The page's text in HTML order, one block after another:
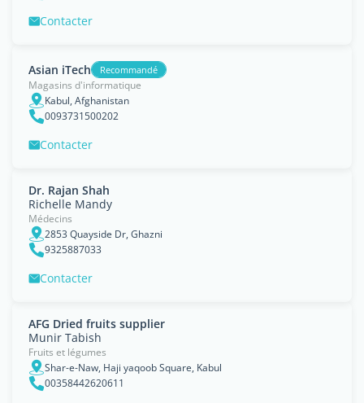
Contacter
Asian iTech Recommandé
Magasins d'informatique
Kabul, Afghanistan
0093731500202
Contacter
Dr. Rajan Shah
Richelle Mandy
Médecins
2853 Quayside Dr, Ghazni
9325887033
Contacter
AFG Dried fruits supplier
Munir Tabish
Fruits et légumes
Shar-e-Naw, Haji yaqoob Square, Kabul
00358442620611